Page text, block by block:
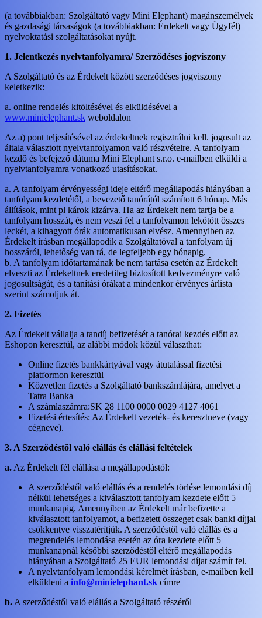
(a továbbiakban: Szolgáltató vagy Mini Elephant) magánszemélyek
és gazdasági társaságok (a továbbiakban: Érdekelt vagy Ügyfél)
nyelvoktatási szolgáltatásokat nyújt.
1. J​elentkezés nyelvtanfolyamra/ Szerződéses jogviszony
A Szolgáltató és az Érdekelt között szerződéses jogviszony
keletkezik:
a. online rendelés kitöltésével és elküldésével a
www.minielephant.sk weboldalon
Az a) pont teljesítésével az érdekeltnek regisztrálni kell. jogosult az
általa választott nyelvtanfolyamon való részvételre. A tanfolyam
kezdő és befejező dátuma Mini Elephant s.r.o. e-mailben elküldi a
nyelvtanfolyamra vonatkozó utasításokat.
a. A tanfolyam érvényességi ideje eltérő megállapodás hiányában a
tanfolyam kezdetétől, a bevezető tanórától számított 6 hónap. Más
állítások, mint pl károk kizárva. Ha az Érdekelt nem tartja be a
tanfolyam hosszát, és nem veszi fel a tanfolyamon lekötött összes
leckét, a kihagyott órák automatikusan elvész. Amennyiben az
Érdekelt írásban megállapodik a Szolgáltatóval a tanfolyam új
hosszáról, lehetőség van rá, de legfeljebb egy hónapig.
b. A tanfolyam időtartamának be nem tartása esetén az Érdekelt
elveszti az Érdekeltnek eredetileg biztosított kedvezményre való
jogosultságát, és a tanítási órákat a mindenkor érvényes árlista
szerint számoljuk át.
2. Fizetés
Az Érdekelt vállalja a tandíj befizetését a tanórai kezdés előtt az
Eshopon keresztül, az alábbi módok közül választhat:
Online fizetés bankkártyával vagy átutalással fizetési
platformon keresztül
Közvetlen fizetés a Szolgáltató bankszámlájára, amelyet a
Tatra Banka
A számlaszámra:SK 28 1100 0000 0029 4127 4061
Fizetési értesítés: Az Érdekelt vezeték- és keresztneve (vagy
cégneve).
3. A Szerződéstől való elállás és elállási feltételek
a. Az Érdekelt fél elállása a megállapodástól:
A szerződéstől való elállás és a rendelés törlése lemondási díj
nélkül lehetséges a kiválasztott tanfolyam kezdete előtt 5
munkanapig. Amennyiben az Érdekelt már befizette a
kiválasztott tanfolyamot, a befizetett összeget csak banki díjjal
csökkentve visszatérítjük. A szerződéstől való elállás és a
megrendelés lemondása esetén az óra kezdete előtt 5
munkanapnál későbbi szerződéstől eltérő megállapodás
hiányában a Szolgáltató 25 EUR lemondási díjat számít fel.
A nyelvtanfolyam lemondási kérelmét írásban, e-mailben kell
elküldeni a info@minielephant.sk címre
b. A szerződéstől való elállás a Szolgáltató részéről